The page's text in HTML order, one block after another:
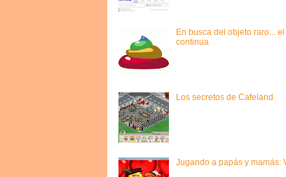
En busca del objeto raro...
continua
Los secretos de Cafeland
Jugando a papás y mamás: